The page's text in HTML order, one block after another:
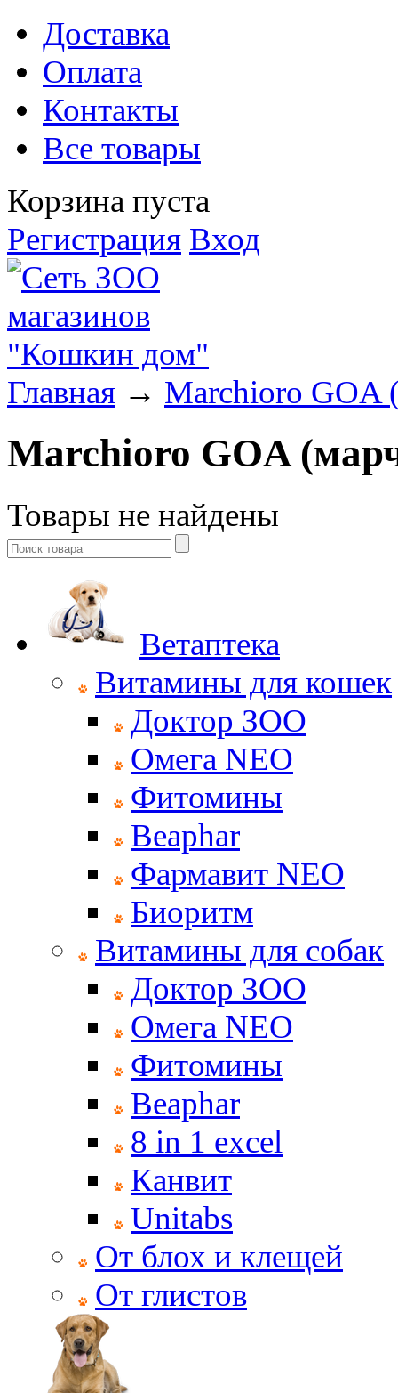
Доставка
Оплата
Контакты
Все товары
Корзина пуста
Регистрация Вход
Главная → Marchioro GOA
Marchioro GOA
Товары не найдены
Ветаптека
Витамины для кошек
Доктор ЗОО
Омега NEO
Фитомины
Beaphar
Фармавит NEO
Биоритм
Витамины для собак
Доктор ЗОО
Омега NEO
Фитомины
Beaphar
8 in 1 excel
Канвит
Unitabs
От блох и клещей
От глистов